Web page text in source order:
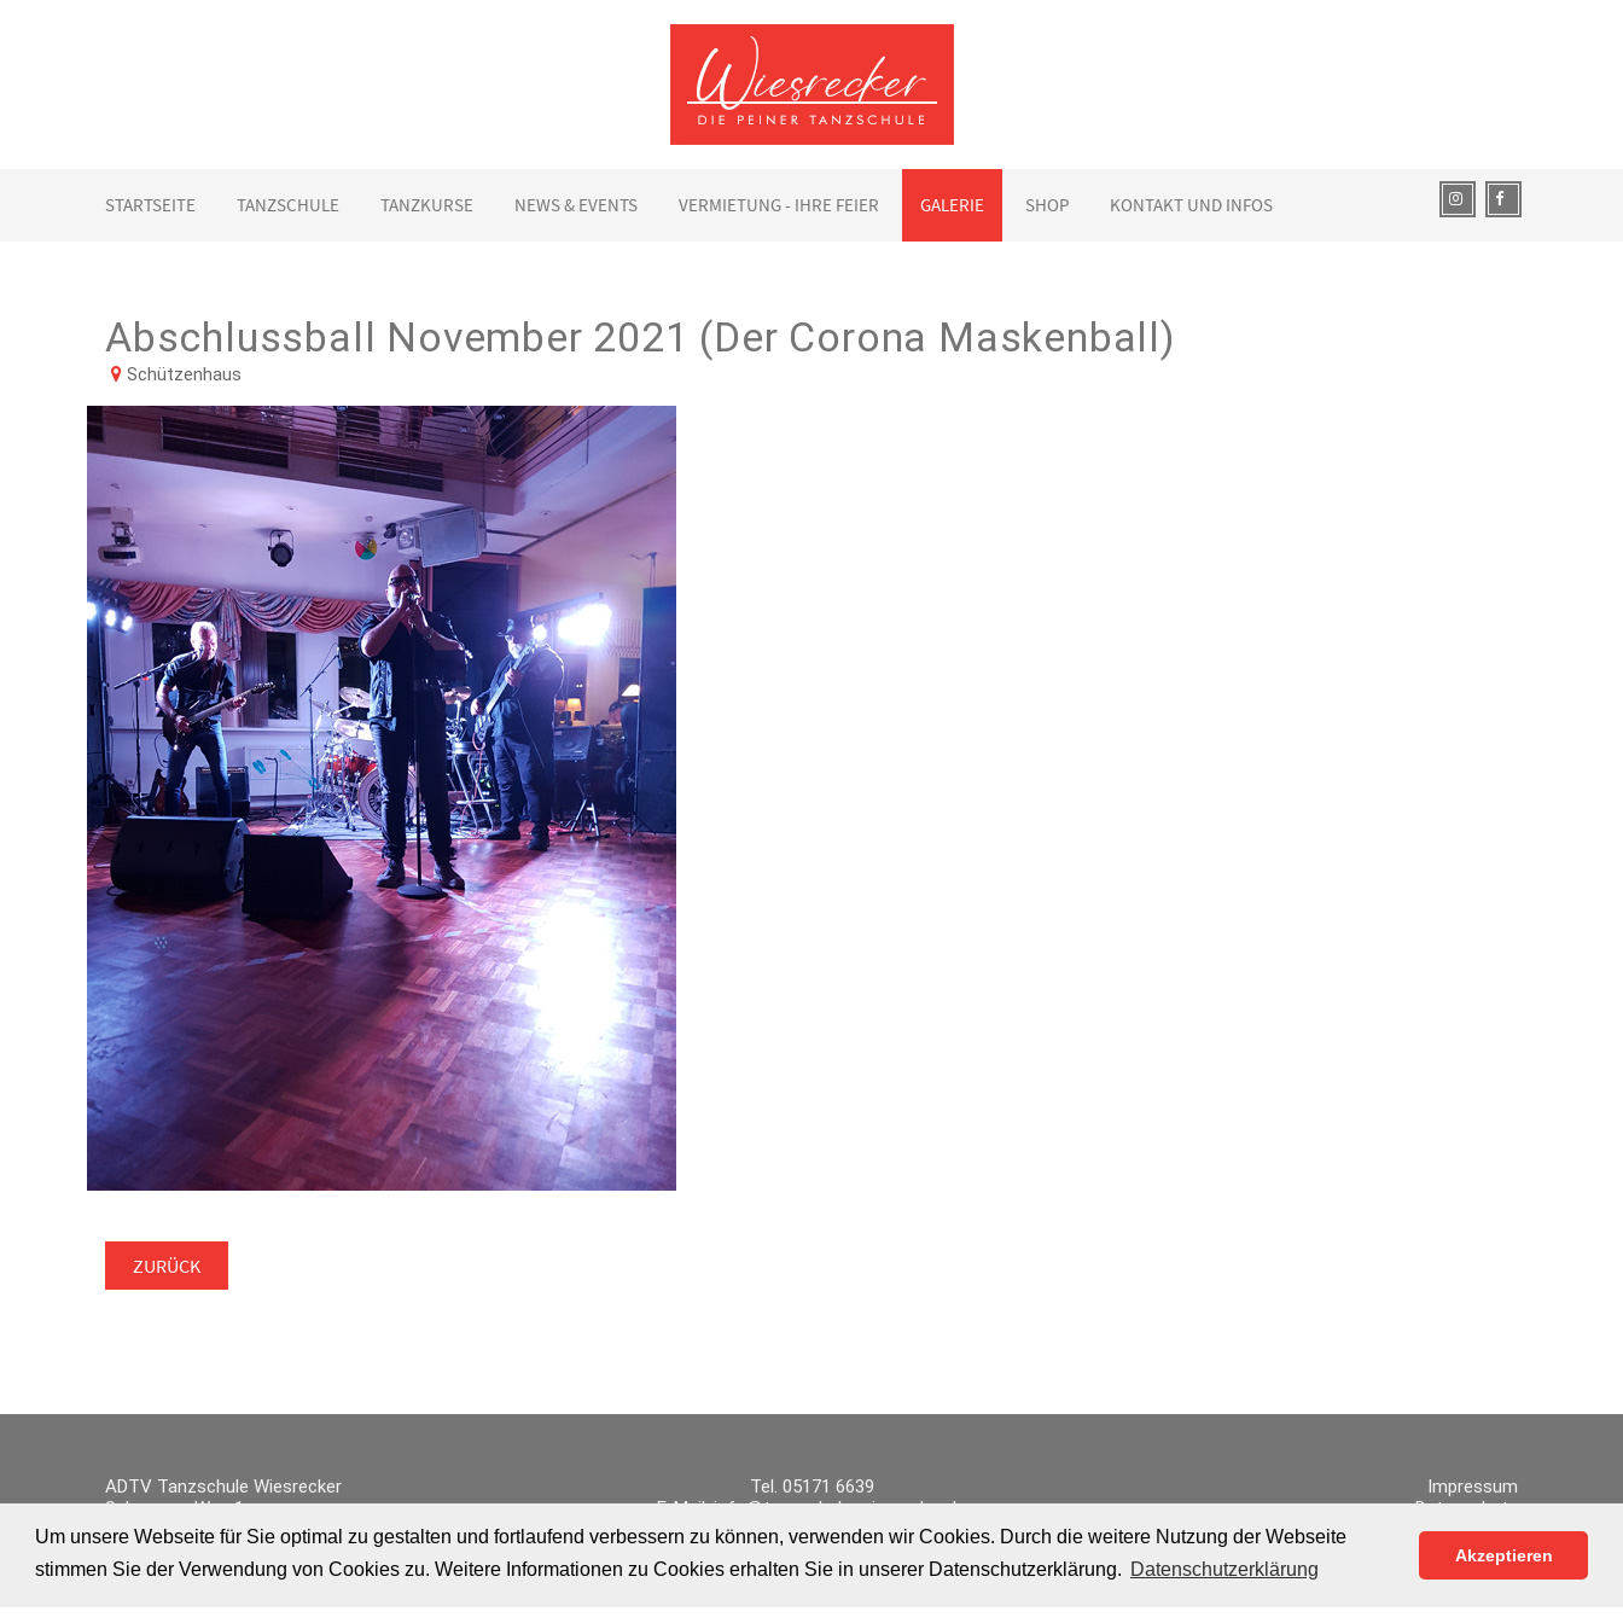
Um unsere Webseite für Sie optimal zu gestalten und fortlaufend verbessern zu können, verwenden wir Cookies. Durch die weitere Nutzung der Webseite
stimmen Sie der Verwendung von Cookies zu. Weitere Informationen zu Cookies erhalten Sie in unserer Datenschutzerklärung. Datenschutzerklärung
Akzeptieren
STARTSEITE TANZSCHULE TANZKURSE NEWS & EVENTS VERMIETUNG - IHRE FEIER GALERIE SHOP KONTAKT UND INFOS
Abschlussball November 2021 (Der Corona Maskenball)
Schützenhaus
ZURÜCK
ADTV Tanzschule Wiesrecker
Schwarzer Weg 1
31224 Peine
Tel. 05171 6639
E-Mail:info@tanzschule-wiesrecker.de
Impressum
Datenschutz
Vertragskündigungen
© Copyright 2021 Tanzschule Wiesrecker